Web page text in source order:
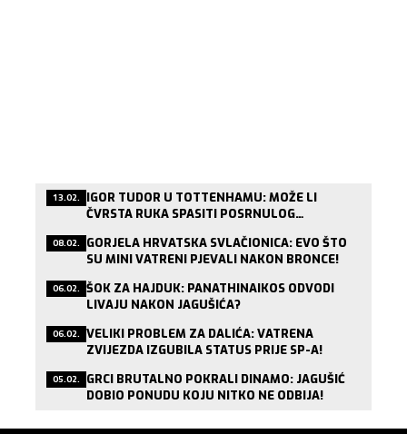
13.02. IGOR TUDOR U TOTTENHAMU: MOŽE LI
ČVRSTA RUKA SPASITI POSRNULOG
08.02. GORJELA HRVATSKA SVLAČIONICA: EVO ŠTO
SU MINI VATRENI PJEVALI NAKON BRONCE!
06.02. ŠOK ZA HAJDUK: PANATHINAIKOS ODVODI
LIVAJU NAKON JAGUŠIĆA?
06.02. VELIKI PROBLEM ZA DALIĆA: VATRENA
ZVIJEZDA IZGUBILA STATUS PRIJE SP-A!
05.02. GRCI BRUTALNO POKRALI DINAMO: JAGUŠIĆ
DOBIO PONUDU KOJU NITKO NE ODBIJA!